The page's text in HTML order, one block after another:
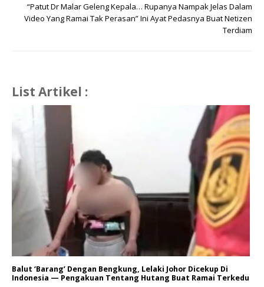
“Patut Dr Malar Geleng Kepala… Rupanya Nampak Jelas Dalam
Video Yang Ramai Tak Perasan” Ini Ayat Pedasnya Buat Netizen
Terdiam
List Artikel :
Balut ‘Barang’ Dengan Bengkung, Lelaki Johor Dicekup Di
Indonesia — Pengakuan Tentang Hutang Buat Ramai Terkedu